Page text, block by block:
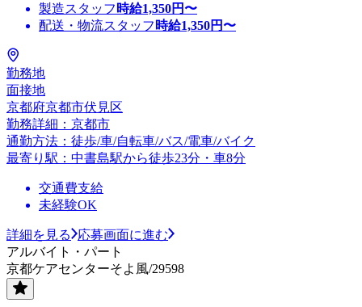
製造スタッフ 時給1,350円〜
配送・物流スタッフ 時給1,350円〜
勤務地
面接地
京都府京都市伏見区
勤務詳細：京都市
通勤方法：徒歩/車/自転車/バス/電車/バイク
最寄り駅：中書島駅から徒歩23分・車8分
交通費支給
未経験OK
詳細を見る
応募画面に進む
アルバイト・パート
京都ケアセンターそよ風/29598